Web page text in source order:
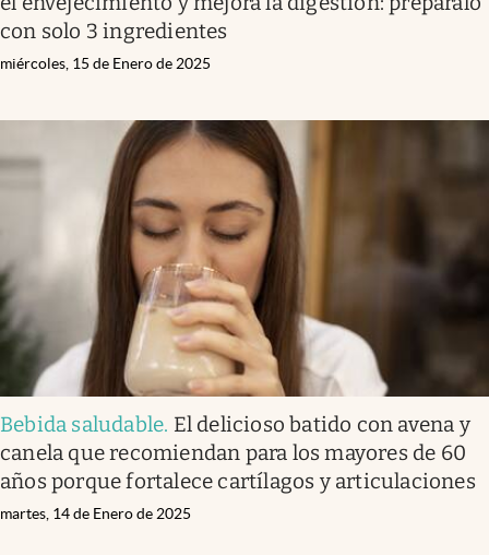
con solo 3 ingredientes
miércoles, 15 de Enero de 2025
Bebida saludable. El delicioso batido con avena y
canela que recomiendan para los mayores de 60
años porque fortalece cartílagos y articulaciones
martes, 14 de Enero de 2025